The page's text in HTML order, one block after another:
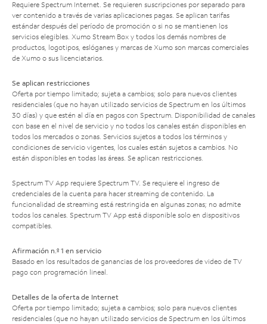
Requiere Spectrum Internet. Se requieren suscripciones por separado para
ver contenido a través de varias aplicaciones pagas. Se aplican tarifas
estándar después del período de promoción o si no se mantienen los
servicios elegibles. Xumo Stream Box y todos los demás nombres de
productos, logotipos, eslóganes y marcas de Xumo son marcas comerciales
de Xumo o sus licenciatarios.
Se aplican restricciones
Oferta por tiempo limitado; sujeta a cambios; solo para nuevos clientes
residenciales (que no hayan utilizado servicios de Spectrum en los últimos
30 días) y que estén al día en pagos con Spectrum. Disponibilidad de canales
con base en el nivel de servicio y no todos los canales están disponibles en
todos los mercados o zonas. Servicios sujetos a todos los términos y
condiciones de servicio vigentes, los cuales están sujetos a cambios. No
están disponibles en todas las áreas. Se aplican restricciones.
Spectrum TV App requiere Spectrum TV. Se requiere el ingreso de
credenciales de la cuenta para hacer streaming de contenido. La
funcionalidad de streaming está restringida en algunas zonas; no admite
todos los canales. Spectrum TV App está disponible solo en dispositivos
compatibles.
Afirmación n.º 1 en servicio
Basado en los resultados de ganancias de los proveedores de video de TV
pago con programación lineal.
Detalles de la oferta de Internet
Oferta por tiempo limitado; sujeta a cambios; solo para nuevos clientes
residenciales (que no hayan utilizado servicios de Spectrum en los últimos